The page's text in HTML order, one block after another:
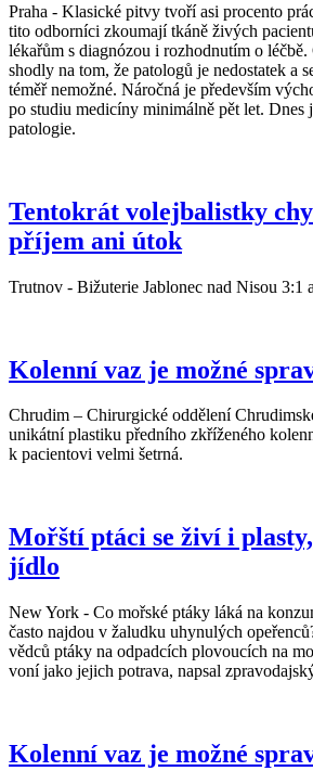
Praha - Klasické pitvy tvoří asi procento
tito odborníci zkoumají tkáně živých
lékařům s diagnózou i rozhodnutím o léčbě.
shodly na tom, že patologů je nedostatek a
téměř nemožné. Náročná je především
po studiu medicíny minimálně pět let. Dnes
patologie.
Tentokrát volejbalistky
příjem ani útok
Trutnov - Bižuterie Jablonec nad Nisou 3:1
Kolenní vaz je možné
Chrudim – Chirurgické oddělení
unikátní plastiku předního zkříženého
k pacientovi velmi šetrná.
Mořští ptáci se živí i
jídlo
New York - Co mořské ptáky láká na
často najdou v žaludku uhynulých
vědců ptáky na odpadcích plovoucích na
voní jako jejich potrava, napsal
Kolenní vaz je možné